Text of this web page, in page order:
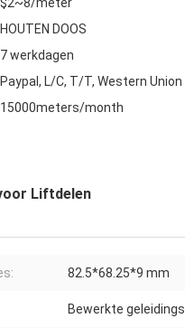
$2~8/meter
HOUTEN DOOS
7 werkdagen
Paypal, L/C, T/T, Western Union
15000meters/month
Liftdelen
82.5*68.25*9 mm
Bewerkte